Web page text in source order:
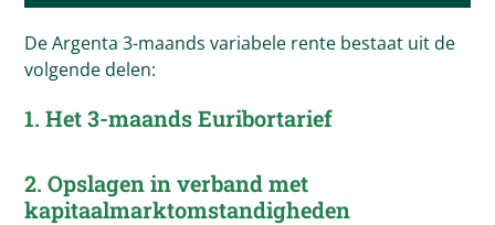
De Argenta 3-maands variabele rente bestaat uit de
volgende delen:
1. Het 3-maands Euribortarief
2. Opslagen in verband met
kapitaalmarktomstandigheden